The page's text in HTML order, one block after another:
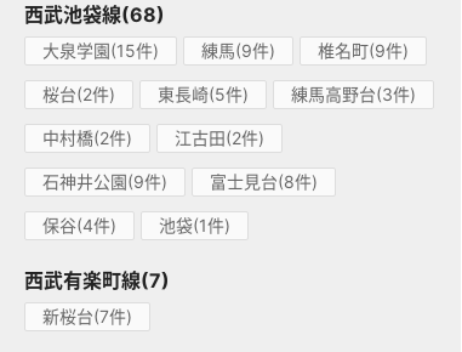
西武池袋線(68)
大泉学園(15件) 練馬(9件) 椎名町(9件)
桜台(2件) 東長崎(5件) 練馬高野台(3件)
中村橋(2件) 江古田(2件)
石神井公園(9件) 富士見台(8件)
保谷(4件) 池袋(1件)
西武有楽町線(7)
新桜台(7件)